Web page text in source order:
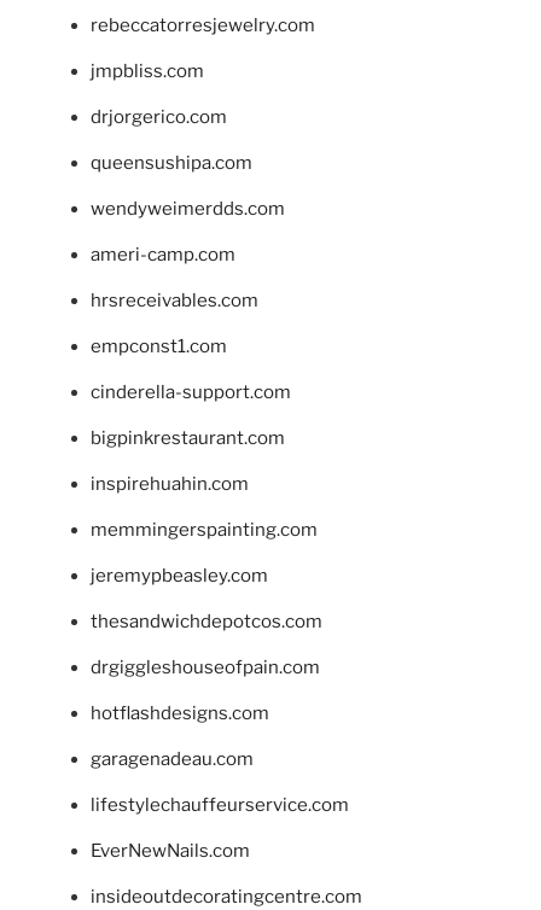
rebeccatorresjewelry.com
jmpbliss.com
drjorgerico.com
queensushipa.com
wendyweimerdds.com
ameri-camp.com
hrsreceivables.com
empconst1.com
cinderella-support.com
bigpinkrestaurant.com
inspirehuahin.com
memmingerspainting.com
jeremypbeasley.com
thesandwichdepotcos.com
drgiggleshouseofpain.com
hotflashdesigns.com
garagenadeau.com
lifestylechauffeurservice.com
EverNewNails.com
insideoutdecoratingcentre.com